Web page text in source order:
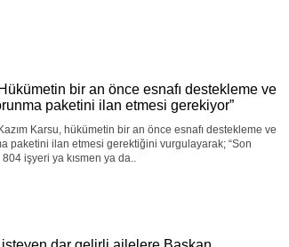
bir an önce esnafı destekleme ve
paketini ilan etmesi gerekiyor”
Karsu, hükümetin bir an önce esnafı destekleme ve
paketini ilan etmesi gerektiğini vurgulayarak; “Son
işyeri ya kısmen ya da..